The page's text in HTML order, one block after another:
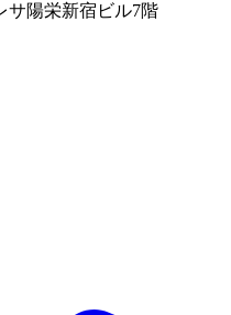
サ陽栄新宿ビル7階